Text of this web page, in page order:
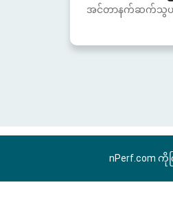
အင်တာနက်ဆက်သွယ်
nPerf.com